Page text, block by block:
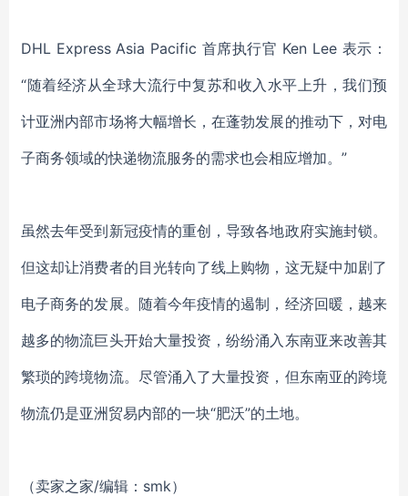
DHL Express Asia Pacific 首席执行官 Ken Lee 表示：
“随着经济从全球大流行中复苏和收入水平上升，我们预
计亚洲内部市场将大幅增长，在蓬勃发展的推动下，对电
子商务领域的快递物流服务的需求也会相应增加。”
虽然去年受到新冠疫情的重创，导致各地政府实施封锁。
但这却让消费者的目光转向了线上购物，这无疑中加剧了
电子商务的发展。随着今年疫情的遏制，经济回暖，越来
越多的物流巨头开始大量投资，纷纷涌入东南亚来改善其
繁琐的跨境物流。尽管涌入了大量投资，但东南亚的跨境
物流仍是亚洲贸易内部的一块“肥沃”的土地。
（卖家之家/编辑：smk）